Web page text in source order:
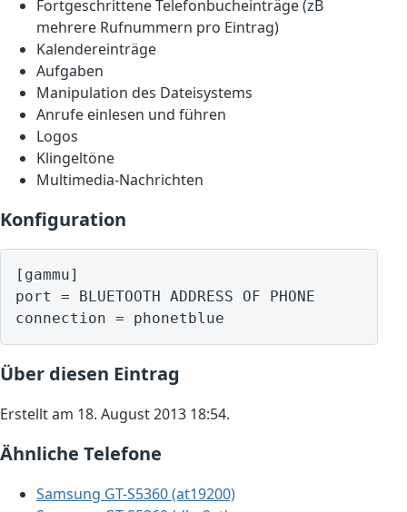
Fortgeschrittene Telefonbucheinträge (zB
mehrere Rufnummern pro Eintrag)
Kalendereinträge
Aufgaben
Manipulation des Dateisystems
Anrufe einlesen und führen
Logos
Klingeltöne
Multimedia-Nachrichten
Konfiguration
[gammu]
port = BLUETOOTH ADDRESS OF PHONE
Über diesen Eintrag
Erstellt am 18. August 2013 18:54.
Ähnliche Telefone
Samsung GT-S5360 (at19200)